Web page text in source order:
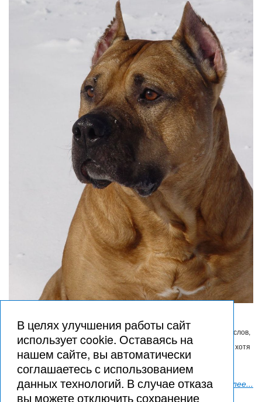
объяснить этот взгляд — бессловесный, чистый, понимающий без слов,
полный терпения и света?Эта мысль пришла ко мне не так давно, хотя
история началась гораздо раньше — в далёком 1998-м.
Читать далее...
В целях улучшения работы сайт
использует cookie. Оставаясь на
нашем сайте, вы автоматически
соглашаетесь с использованием
данных технологий. В случае отказа
вы можете отключить сохранение